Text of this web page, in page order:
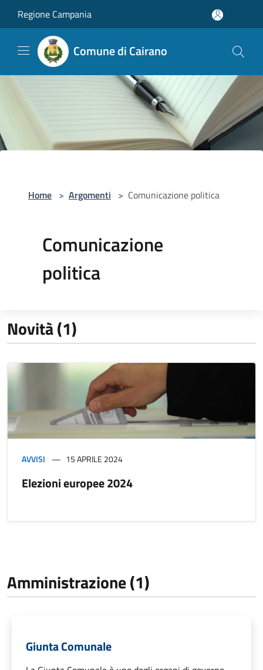
Regione Campania
Comune di Cairano
Home > Argomenti > Comunicazione politica
Comunicazione
politica
Novità (1)
AVVISI 15 APRILE 2024
Elezioni europee 2024
Amministrazione (1)
Giunta Comunale